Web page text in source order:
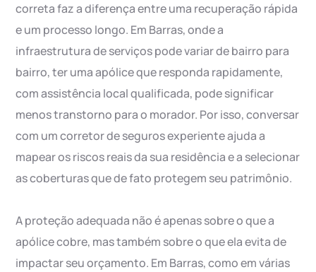
correta faz a diferença entre uma recuperação rápida
e um processo longo. Em Barras, onde a
infraestrutura de serviços pode variar de bairro para
bairro, ter uma apólice que responda rapidamente,
com assistência local qualificada, pode significar
menos transtorno para o morador. Por isso, conversar
com um corretor de seguros experiente ajuda a
mapear os riscos reais da sua residência e a selecionar
as coberturas que de fato protegem seu patrimônio.
A proteção adequada não é apenas sobre o que a
apólice cobre, mas também sobre o que ela evita de
impactar seu orçamento. Em Barras, como em várias